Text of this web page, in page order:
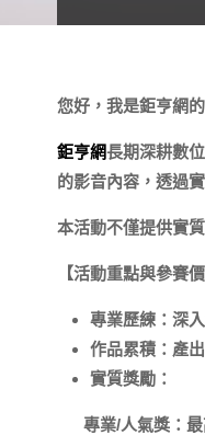
您好，我是鉅亨網
鉅亨網長期深耕數
的影音內容，透過
本活動不僅提供實
【活動重點與參賽價
專業歷練： 深
作品累積： 產
實質獎勵：
專業/人氣獎：